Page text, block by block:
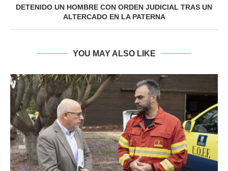
DETENIDO UN HOMBRE CON ORDEN JUDICIAL TRAS UN
ALTERCADO EN LA PATERNA
YOU MAY ALSO LIKE